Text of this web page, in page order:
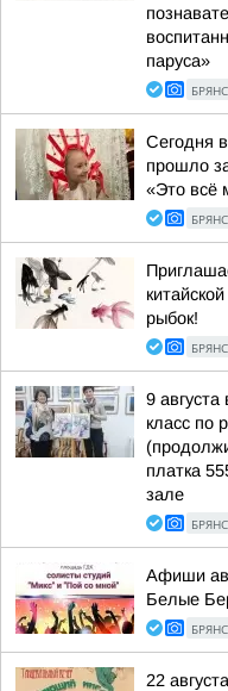
паруса»
Сегодня
прошло
«Это всё
рыбок!
9
класс по
платка
зале
Афиши
Белые
22